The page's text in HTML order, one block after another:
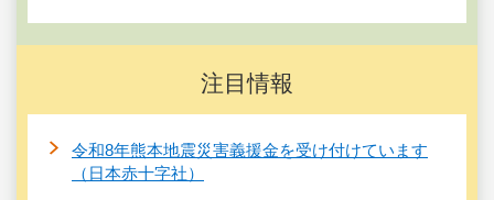
注目情報
令和8年熊本地震災害義援金を受け付けています
（日本赤十字社）